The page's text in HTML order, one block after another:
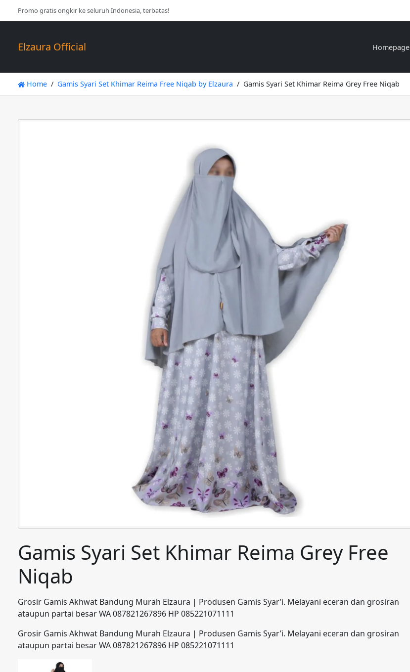
Promo gratis ongkir ke seluruh Indonesia, terbatas!
Elzaura Official Homepage
Home Gamis Syari Set Khimar Reima Free Niqab by Elzaura Gamis Syari Set Khimar Reima Grey Free Niqab
Gamis Syari Set Khimar Reima Grey Free
Niqab
Grosir Gamis Akhwat Bandung Murah Elzaura | Produsen Gamis Syar’i. Melayani eceran dan grosiran
ataupun partai besar WA 087821267896 HP 085221071111
Grosir Gamis Akhwat Bandung Murah Elzaura | Produsen Gamis Syar’i. Melayani eceran dan grosiran
ataupun partai besar WA 087821267896 HP 085221071111